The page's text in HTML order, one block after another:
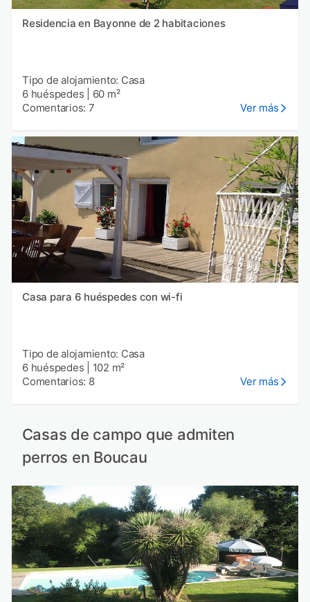
Residencia en Bayonne de 2 habitaciones
Tipo de alojamiento: Casa
6 huéspedes
60 m²
Comentarios: 7
Ver más
Casa para 6 huéspedes con wi-fi
Tipo de alojamiento: Casa
6 huéspedes
102 m²
Comentarios: 8
Ver más
Casas de campo que admiten
perros en Boucau